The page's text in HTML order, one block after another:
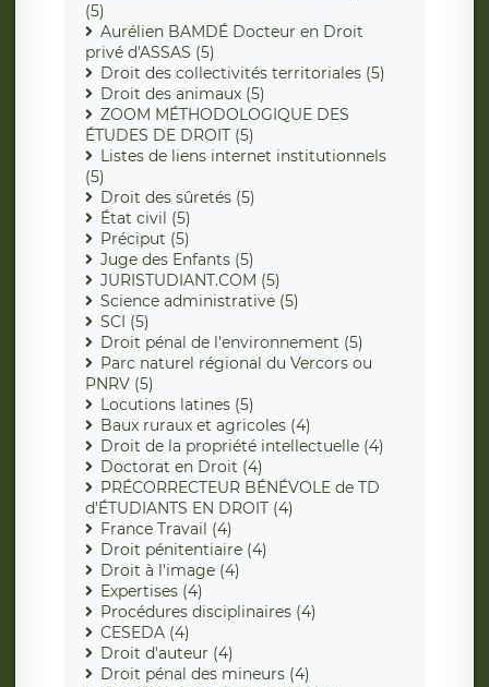
(5)
Aurélien BAMDÉ Docteur en Droit
privé d'ASSAS (5)
Droit des collectivités territoriales (5)
Droit des animaux (5)
ZOOM MÉTHODOLOGIQUE DES
ÉTUDES DE DROIT (5)
Listes de liens internet institutionnels
(5)
Droit des sûretés (5)
État civil (5)
Préciput (5)
Juge des Enfants (5)
JURISTUDIANT.COM (5)
Science administrative (5)
SCI (5)
Droit pénal de l'environnement (5)
Parc naturel régional du Vercors ou
PNRV (5)
Locutions latines (5)
Baux ruraux et agricoles (4)
Droit de la propriété intellectuelle (4)
Doctorat en Droit (4)
PRÉCORRECTEUR BÉNÉVOLE de TD
d'ÉTUDIANTS EN DROIT (4)
France Travail (4)
Droit pénitentiaire (4)
Droit à l'image (4)
Expertises (4)
Procédures disciplinaires (4)
CESEDA (4)
Droit d'auteur (4)
Droit pénal des mineurs (4)